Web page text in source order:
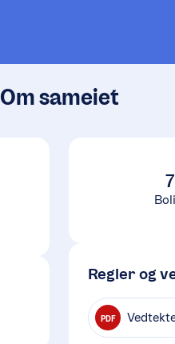
Om sameiet
Regler og
PDF